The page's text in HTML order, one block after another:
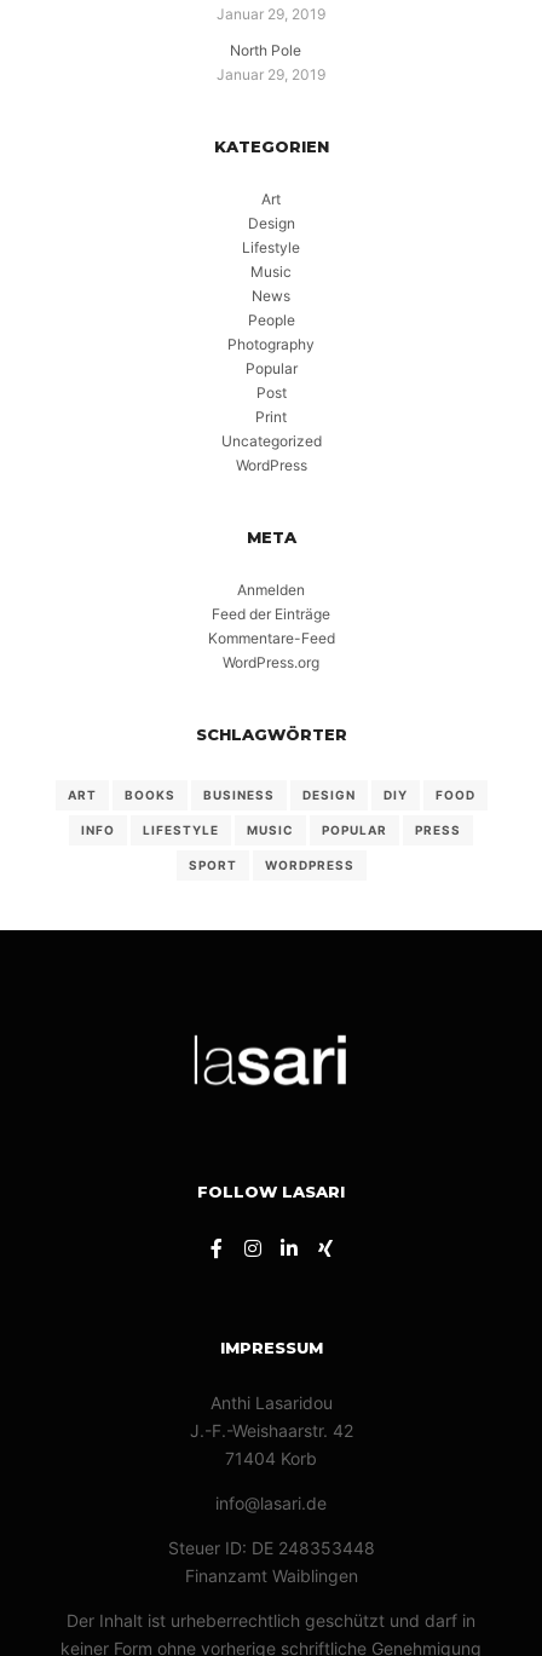
Januar 29, 2019
North Pole
Januar 29, 2019
KATEGORIEN
Art
Design
Lifestyle
Music
News
People
Photography
Popular
Post
Print
Uncategorized
WordPress
META
Anmelden
Feed der Einträge
Kommentare-Feed
WordPress.org
SCHLAGWÖRTER
ART BOOKS BUSINESS DESIGN DIY FOOD
INFO LIFESTYLE MUSIC POPULAR PRESS
SPORT WORDPRESS
FOLLOW LASARI
IMPRESSUM
Anthi Lasaridou
J.-F.-Weishaarstr. 42
71404 Korb
info@lasari.de
Steuer ID: DE 248353448
Finanzamt Waiblingen
Der Inhalt ist urheberrechtlich geschützt und darf in
keiner Form ohne vorherige schriftliche Genehmigung